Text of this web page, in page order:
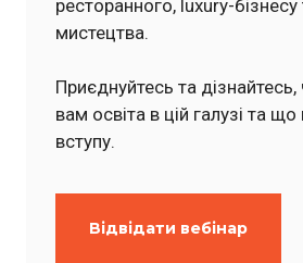
ресторанного, luxury-бізнесу
мистецтва.
Приєднуйтесь та дізнайтесь,
вам освіта в цій галузі та
вступу.
Відвідати вебінар